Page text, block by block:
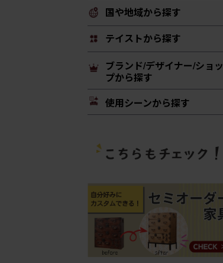
国や地域から探す
テイストから探す
ブランド/デザイナー/ショッ
プから探す
使用シーンから探す